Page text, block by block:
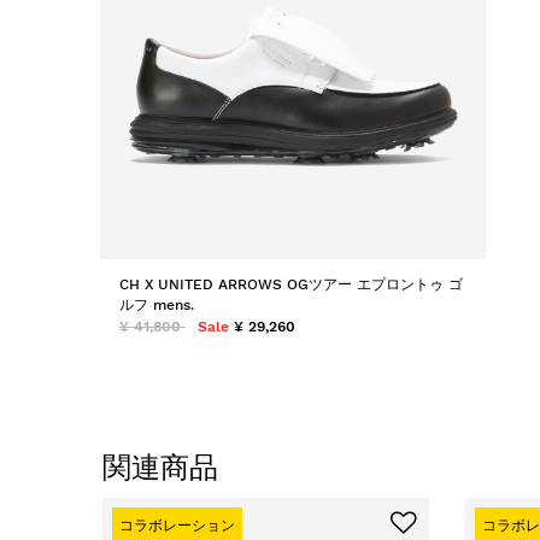
CH X UNITED ARROWS OGツアー エプロントゥ ゴ
ルフ mens.
¥ 41,800
Sale ¥ 29,260
関連商品
コラボレーション コラボ